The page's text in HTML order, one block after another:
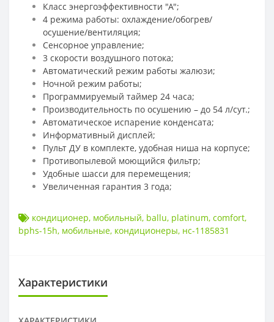
Класс энергоэффективности "А";
4 режима работы: охлаждение/обогрев/
осушение/вентиляция;
Сенсорное управление;
3 скорости воздушного потока;
Автоматический режим работы жалюзи;
Ночной режим работы;
Программируемый таймер 24 часа;
Производительность по осушению – до 54 л/сут.;
Автоматическое испарение конденсата;
Информативный дисплей;
Пульт ДУ в комплекте, удобная ниша на корпусе;
Противопылевой моющийся фильтр;
Удобные шасси для перемещения;
Увеличенная гарантия 3 года;
кондиционер, мобильный, ballu, platinum, comfort,
bphs-15h, мобильные, кондиционеры, нс-1185831
Характеристики